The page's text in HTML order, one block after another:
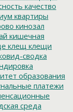
качество
квартиры
кинозал
кишечная
клещ клещи
сводка
образования
платежи
среда